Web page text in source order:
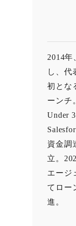
2014
し、代
初とな
ーンチ
Under
資金調
立。
エージ
てロー
進。